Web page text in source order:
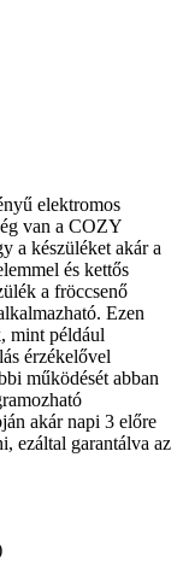
elektromos
van a COZY
a készüléket akár a
és kettős
a fröccsenő
Ezen
mint például
érzékelővel
működését abban
akár napi 3 előre
ezáltal garantálva az